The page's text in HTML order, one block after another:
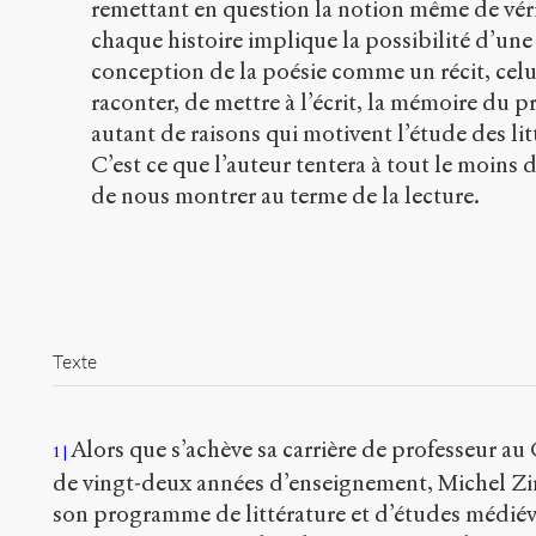
remettant en question la notion même de
chaque histoire implique la possibilité
conception de la poésie comme un récit,
raconter, de mettre à l’écrit, la mémoire du
autant de raisons qui motivent l’étude des
C’est ce que l’auteur tentera à tout le moins
de nous montrer au terme de la lecture.
Texte
1 Alors que s’achève sa carrière de professeur
de vingt-deux années d’enseignement, Michel
son programme de littérature et d’études